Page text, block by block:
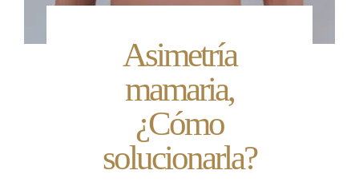
Asimetría
mamaria,
¿Cómo
solucionarla?